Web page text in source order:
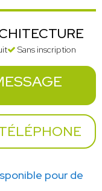
Sans inscription
pour de